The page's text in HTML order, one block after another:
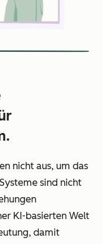
nicht aus, um das
sind nicht
KI-basierten Welt
damit